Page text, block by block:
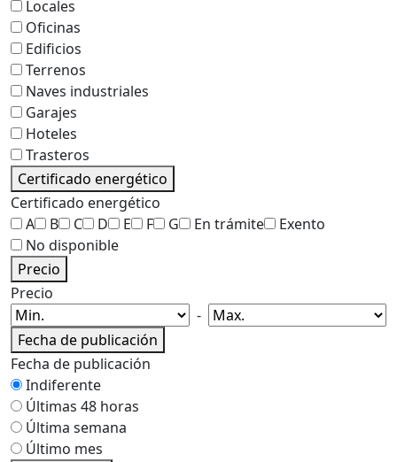
Locales
Oficinas
Edificios
Terrenos
Naves industriales
Garajes
Hoteles
Trasteros
Certificado energético
Certificado energético
A
B C D E F G En trámite
Exento
No disponible
Precio
Precio
-
Fecha de publicación
Fecha de publicación
Indiferente
Últimas 48 horas
Última semana
Último mes